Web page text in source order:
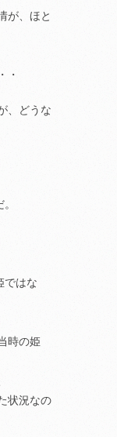
が、ほと
・
、どうな
ではな
時の姫
状況なの